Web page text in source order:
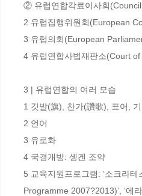
② 유럽연합각료이사회
2 유럽집행위원회(European
3 유럽의회(European
4 유럽연합사법재판소(Court
3 | 유럽연합의 여러 모습
1 깃발(旗), 찬가(讚歌), 표어, 기
2 언어
3 유로화
4 국경개방: 솅겐 조약
5 교육지원프로그램: ‘소크라
Programme 2007?2013)’, ‘에